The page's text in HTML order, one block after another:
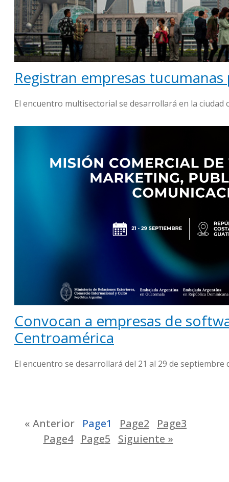
Registran empresas
El encuentro multisectorial se desarrollará en la ciudad
Convocan a empresas de
Centroamérica
El encuentro se desarrollará del 21 al 29 de septiembre
« Anterior Page1 Page2 Page3
Page4 Page5 Siguiente »